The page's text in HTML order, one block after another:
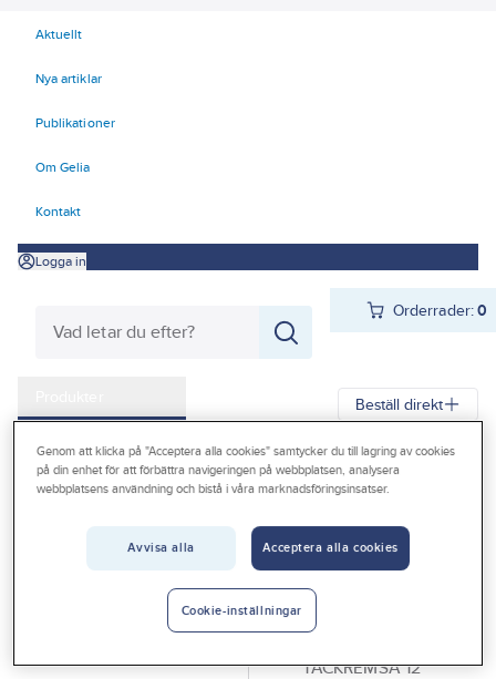
Aktuellt
Nya artiklar
Publikationer
Om Gelia
Kontakt
Logga in
Orderrader:0
Outlet
Beställ direkt
Gelia Produkter Gelia El
Centraler och säkringar
Normprodukter
Normkapslingar och tillbehör Tillbehör
HAGER
Täckremsa för
Hager
TÄCKREMSA 12
Genom att klicka på "Acceptera alla cookies" samtycker du till lagring av cookies
på din enhet för att förbättra navigeringen på webbplatsen, analysera
webbplatsens användning och bistå i våra marknadsföringsinsatser.
Avvisa alla Acceptera alla cookies
Cookie-inställningar